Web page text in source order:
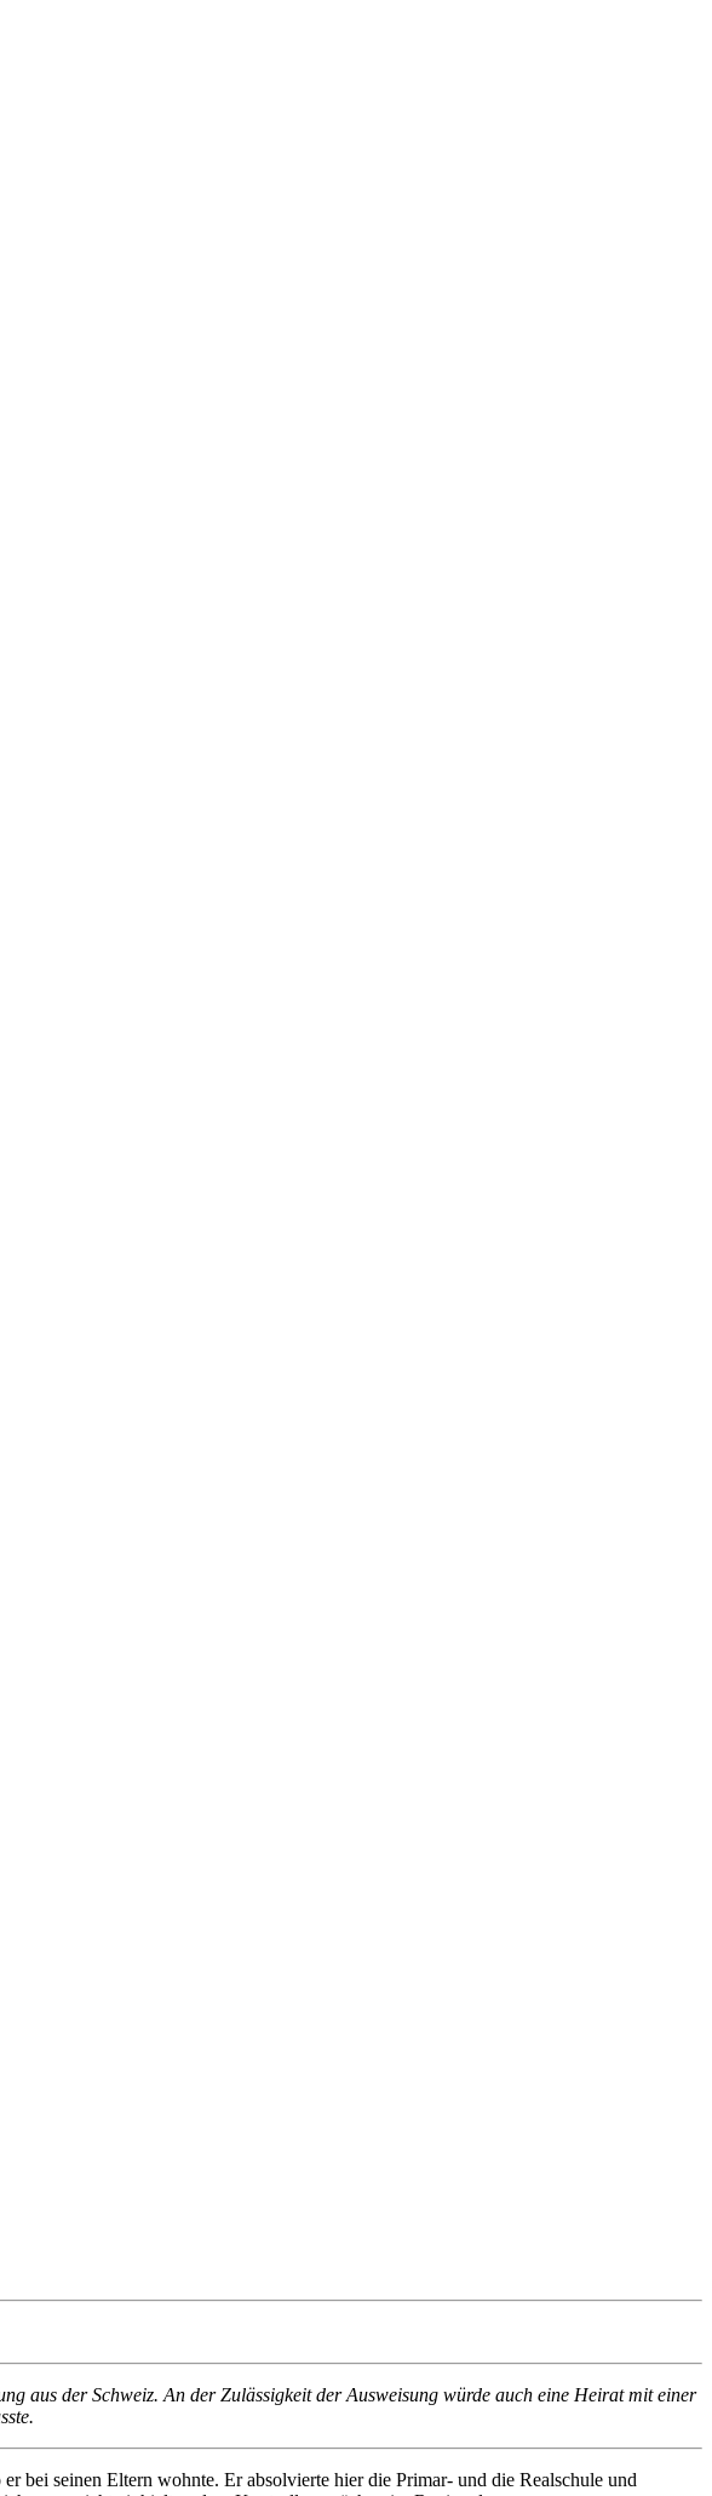
aus der Schweiz. An der Zulässigkeit der Ausweisung würde auch eine Heirat mit einer
bei seinen Eltern wohnte. Er absolvierte hier die Primar- und die Realschule und